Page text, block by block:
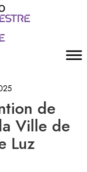
de
Ville de
Luz